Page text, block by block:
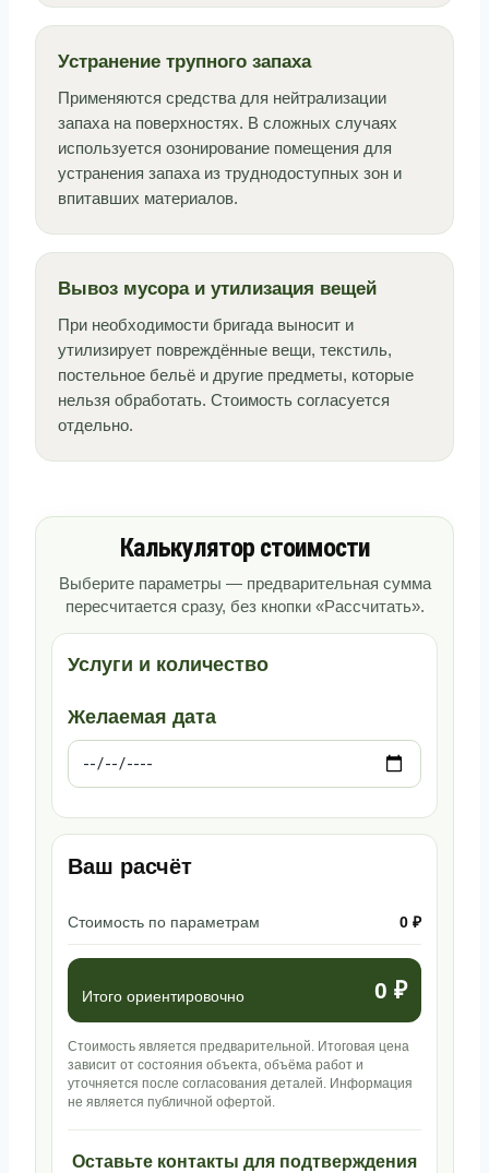
Устранение трупного запаха
Применяются средства для нейтрализации
запаха на поверхностях. В сложных случаях
используется озонирование помещения для
устранения запаха из труднодоступных зон и
впитавших материалов.
Вывоз мусора и утилизация вещей
При необходимости бригада выносит и
утилизирует повреждённые вещи, текстиль,
постельное бельё и другие предметы, которые
нельзя обработать. Стоимость согласуется
отдельно.
Калькулятор стоимости
Выберите параметры — предварительная сумма
пересчитается сразу, без кнопки «Рассчитать».
Услуги и количество
Желаемая дата
Ваш расчёт
Стоимость по параметрам 0 ₽
Итого ориентировочно 0 ₽
Стоимость является предварительной. Итоговая цена
зависит от состояния объекта, объёма работ и
уточняется после согласования деталей. Информация
не является публичной офертой.
Оставьте контакты для подтверждения